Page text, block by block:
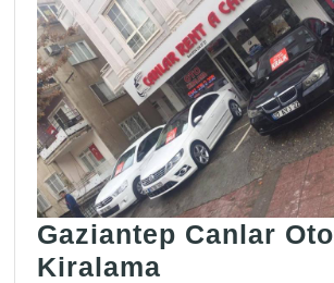
Gaziantep Canlar Oto
Kiralama